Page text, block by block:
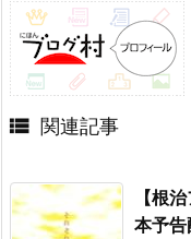
 関連記事
【根
本予